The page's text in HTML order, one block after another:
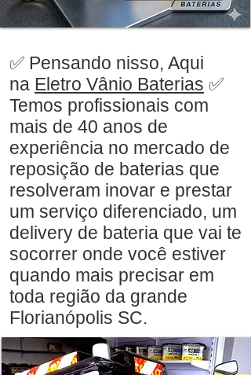
✅ Pensando nisso, Aqui
na Eletro Vânio Baterias ✅
Temos profissionais com
mais de 40 anos de
experiência no mercado de
reposição de baterias que
resolveram inovar e prestar
um serviço diferenciado, um
delivery de bateria que vai te
socorrer onde você estiver
quando mais precisar em
toda região da grande
Florianópolis SC.